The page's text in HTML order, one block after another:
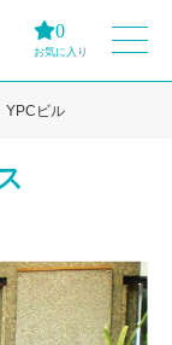
0
お気に入り
YPCビル